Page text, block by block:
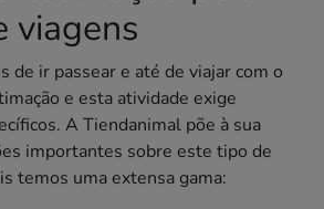
viagens
de ir passear e até de viajar com o
e esta atividade exige
A Tiendanimal põe à sua
importantes sobre este tipo de
temos uma extensa gama: